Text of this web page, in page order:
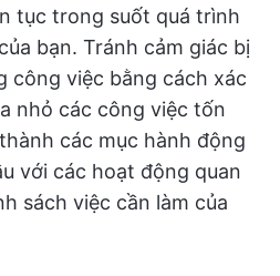
tục trong suốt quá trình
bạn. Tránh cảm giác bị
công việc bằng cách xác
nhỏ các công việc tốn
các mục hành động
với các hoạt động quan
sách việc cần làm của